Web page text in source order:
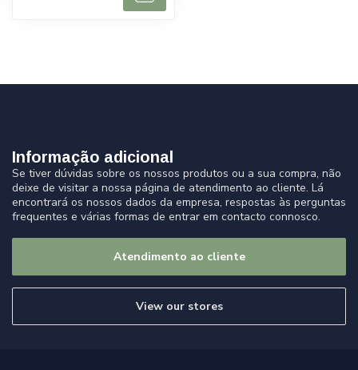
Informação adicional
Se tiver dúvidas sobre os nossos produtos ou a sua compra, não
deixe de visitar a nossa página de atendimento ao cliente. Lá
encontrará os nossos dados da empresa, respostas às perguntas
frequentes e várias formas de entrar em contacto connosco.
Atendimento ao cliente
View our stores